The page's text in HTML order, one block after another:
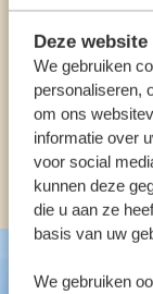
Deze
We gebruiken
personaliseren,
om ons
informatie over
voor social
kunnen deze
die u aan ze
basis van uw
We gebruiken
ONZE